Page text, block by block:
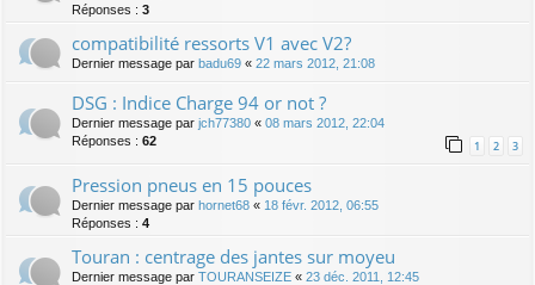
Réponses : 3
compatibilité ressorts V1 avec V2?
Dernier message par badu69 « 22 mars 2012, 21:08
DSG : Indice Charge 94 or not ?
Dernier message par jch77380 « 08 mars 2012, 22:04
Réponses : 62 1 2 3
Pression pneus en 15 pouces
Dernier message par hornet68 « 18 févr. 2012, 06:55
Réponses : 4
Touran : centrage des jantes sur moyeu
Dernier message par TOURANSEIZE « 23 déc. 2011, 12:45